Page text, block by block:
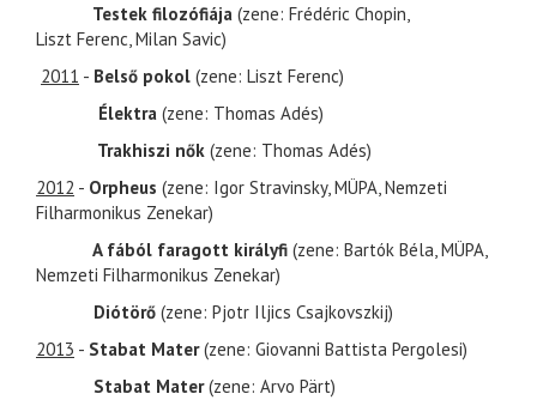
Testek filozófiája (zene: Frédéric Chopin,
Liszt Ferenc, Milan Savic)
2011 - Belső pokol (zene: Liszt Ferenc)
Élektra (zene: Thomas Adés)
Trakhiszi nők (zene: Thomas Adés)
2012 - Orpheus (zene: Igor Stravinsky, MÜPA, Nemzeti
Filharmonikus Zenekar)
A fából faragott királyfi (zene: Bartók Béla, MÜPA,
Nemzeti Filharmonikus Zenekar)
Diótörő (zene: Pjotr Iljics Csajkovszkij)
2013 - Stabat Mater(zene: Giovanni Battista Pergolesi)
Stabat Mater(zene: Arvo Pärt)